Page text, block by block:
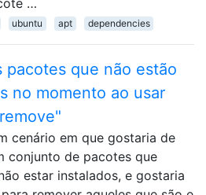
…
ubuntu apt dependencies
pacotes que não estão
no momento ao usar
cenário em que gostaria de
conjunto de pacotes que
estar instalados, e gostaria